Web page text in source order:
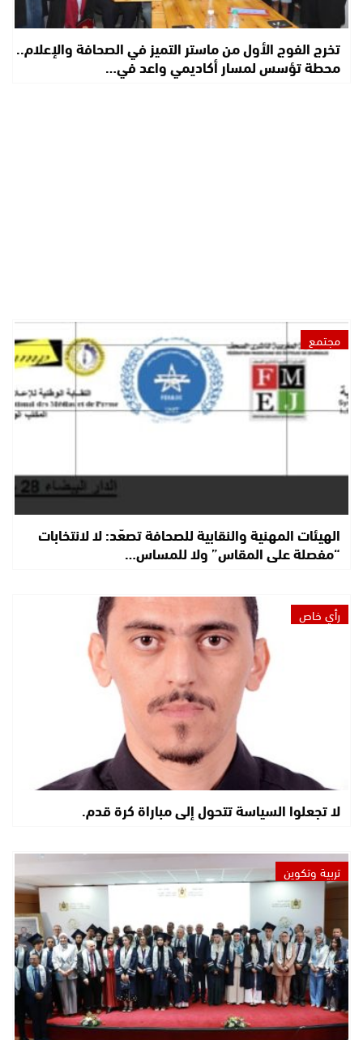
تخرج الفوج الأول من ماستر التميز في الصحافة والإعلام..
محطة تؤسس لمسار أكاديمي واعد في…
مجتمع
الهيئات المهنية والنقابية للصحافة تصعّد: لا لانتخابات
“مفصلة على المقاس” ولا للمساس…
رأي خاص
لا تجعلوا السياسة تتحول إلى مباراة كرة قدم.
تربية وتكوين